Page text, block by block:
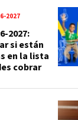
2027
2027:
si están
en la lista
cobrar